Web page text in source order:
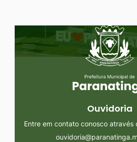
Seção do Rodapé e
Ouvidoria
Entre em contato conosco através